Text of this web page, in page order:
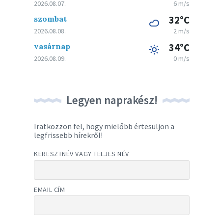
2026.08.07. 6 m/s
szombat
2026.08.08.
32°C
2 m/s
vasárnap
2026.08.09.
34°C
0 m/s
Legyen naprakész!
Iratkozzon fel, hogy mielőbb értesüljön a
legfrissebb hírekről!
KERESZTNÉV VAGY TELJES NÉV
EMAIL CÍM